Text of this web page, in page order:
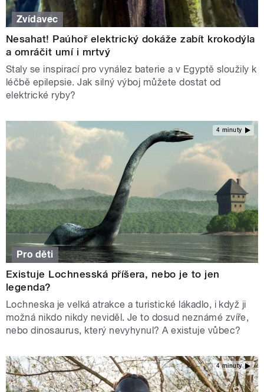
Zvídavec
Nesahat! Paúhoř elektrický dokáže zabít krokodýla
a omráčit umí i mrtvý
Staly se inspirací pro vynález baterie a v Egyptě sloužily k
léčbě epilepsie. Jak silný výboj můžete dostat od
elektrické ryby?
4 minuty
Pro děti
Existuje Lochnesská příšera, nebo je to jen
legenda?
Lochneska je velká atrakce a turistické lákadlo, i když ji
možná nikdo nikdy neviděl. Je to dosud neznámé zvíře,
nebo dinosaurus, který nevyhynul? A existuje vůbec?
4 minuty